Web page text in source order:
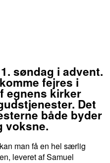
søndag i advent.
fejres i
egnens kirker
Det
både byder
voksne.
man få en hel særlig
leveret af Samuel